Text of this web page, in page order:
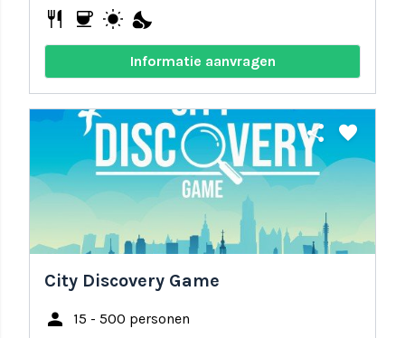
restaurant coffee wb_sunny nights_stay
Informatie aanvragen
share favorite
City Discovery Game
person 15 - 500 personen